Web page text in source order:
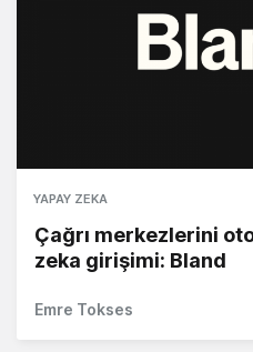
YAPAY ZEKA
Çağrı merkezlerini
zeka girişimi: Bland
Emre Tokses